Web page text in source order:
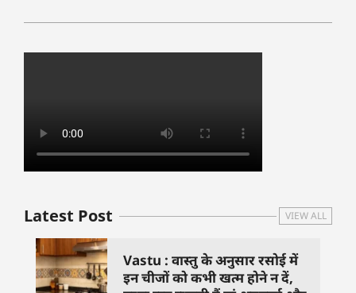
Latest Post VIEW ALL
Vastu : वास्तु के अनुसार रसोई में
इन चीजों को कभी खत्म होने न दें,